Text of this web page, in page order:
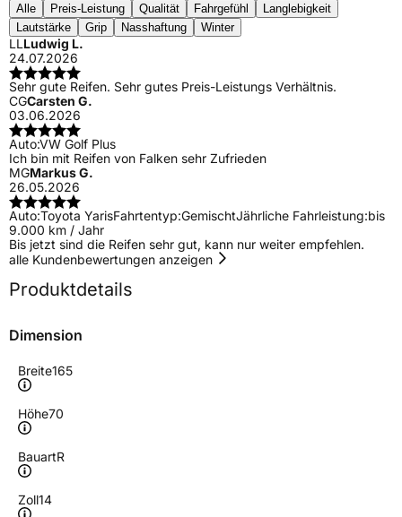
Alle Preis-Leistung Qualität Fahrgefühl
Langlebigkeit
Lautstärke
Grip Nasshaftung Winter
LLLudwig L.
24.07.2026
Sehr gute Reifen. Sehr gutes Preis-Leistungs Verhältnis.
CGCarsten G.
03.06.2026
Auto:VW Golf Plus
Ich bin mit Reifen von Falken sehr Zufrieden
MGMarkus G.
26.05.2026
Auto:Toyota YarisFahrtentyp:GemischtJährliche Fahrleistung:bis
9.000 km / Jahr
Bis jetzt sind die Reifen sehr gut, kann nur weiter empfehlen.
alle Kundenbewertungen anzeigen
Produktdetails
Dimension
Breite165
Höhe70
BauartR
Zoll14